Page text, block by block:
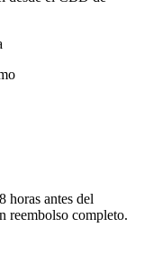
horas antes del
reembolso completo.